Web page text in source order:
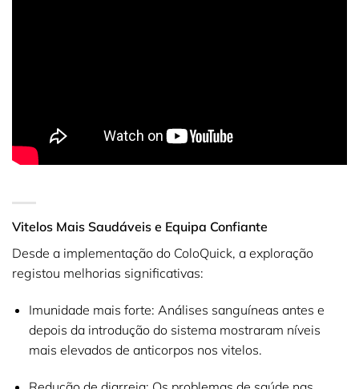
Vitelos Mais Saudáveis e Equipa Confiante
Desde a implementação do ColoQuick, a exploração
registou melhorias significativas:
Imunidade mais forte: Análises sanguíneas antes e
depois da introdução do sistema mostraram níveis
mais elevados de anticorpos nos vitelos.